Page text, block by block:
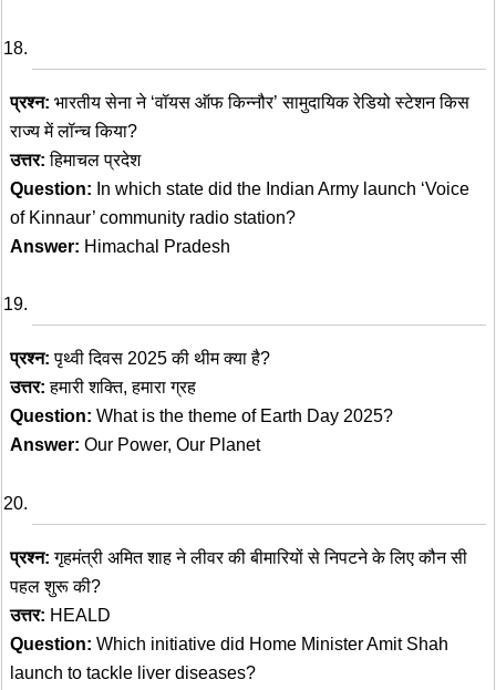
प्रश्न: भारतीय सेना ने ‘वॉयस ऑफ किन्नौर’ सामुदायिक रेडियो स्टेशन किस
राज्य में लॉन्च किया?
उत्तर: हिमाचल प्रदेश
Question: In which state did the Indian Army launch ‘Voice
of Kinnaur’ community radio station?
Answer: Himachal Pradesh
प्रश्न: पृथ्वी दिवस 2025 की थीम क्या है?
उत्तर: हमारी शक्ति, हमारा ग्रह
Question: What is the theme of Earth Day 2025?
Answer: Our Power, Our Planet
प्रश्न: गृहमंत्री अमित शाह ने लीवर की बीमारियों से निपटने के लिए कौन सी
पहल शुरू की?
उत्तर: HEALD
Question: Which initiative did Home Minister Amit Shah
launch to tackle liver diseases?